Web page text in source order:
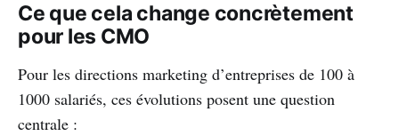
Ce que cela change concrètement
pour les CMO
Pour les directions marketing d’entreprises de 100 à
1000 salariés, ces évolutions posent une question
centrale :